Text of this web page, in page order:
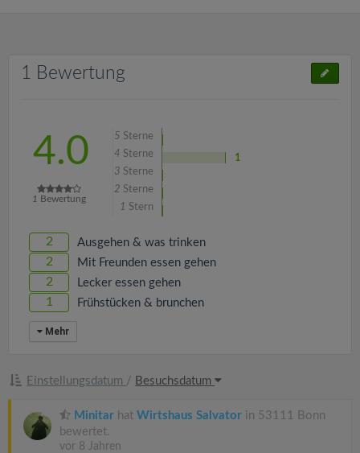
1 Bewertung
4.0
1 Bewertung
5 Sterne
4 Sterne
1
3 Sterne
2 Sterne
1 Stern
2 Ausgehen & was trinken
2 Mit Freunden essen gehen
2 Lecker essen gehen
1 Frühstücken & brunchen
Mehr
Einstellungsdatum / Besuchsdatum
Minitar hat Wirtshaus Salvator in 53111 Bonn
bewertet.
vor 8 Jahren